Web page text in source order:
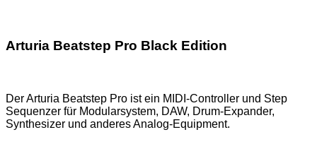
Arturia Beatstep Pro Black Edition
Der Arturia Beatstep Pro ist ein MIDI-Controller und Step
Sequenzer für Modularsystem, DAW, Drum-Expander,
Synthesizer und anderes Analog-Equipment.